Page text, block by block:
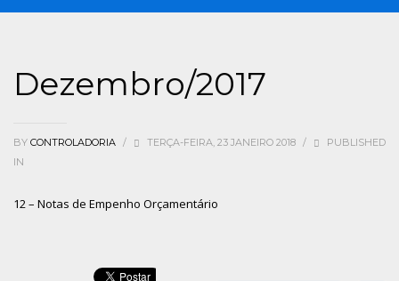
Dezembro/2017
BY CONTROLADORIA / TERÇA-FEIRA, 23 JANEIRO 2018 /
PUBLISHED
IN
12 – Notas de Empenho Orçamentário